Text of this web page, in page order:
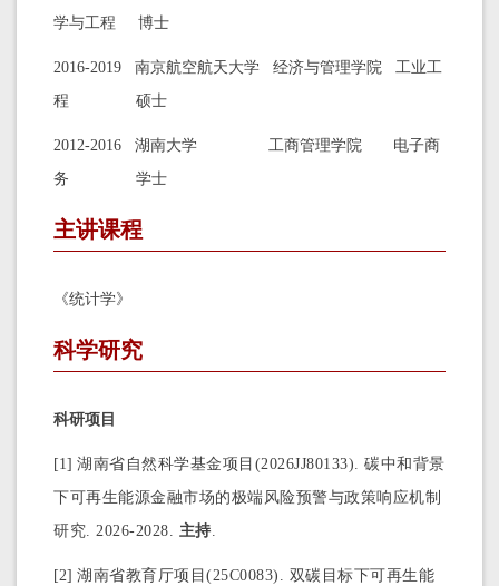
学与工程 博士
2016-2019 南京航空航天大学 经济与管理学院 工业工
程 硕士
2012-2016 湖南大学 工商管理学院 电子商
务 学士
主讲课程
《统计学》
科学研究
科研项目
[1] 湖南省自然科学基金项目 (2026JJ80133). 碳中和背景
下可再生能源金融市场的极端风险预警与政策响应机制
研究. 2026-2028. 主持.
[2] 湖南省教育厅项目(25C0083). 双碳目标下可再生能